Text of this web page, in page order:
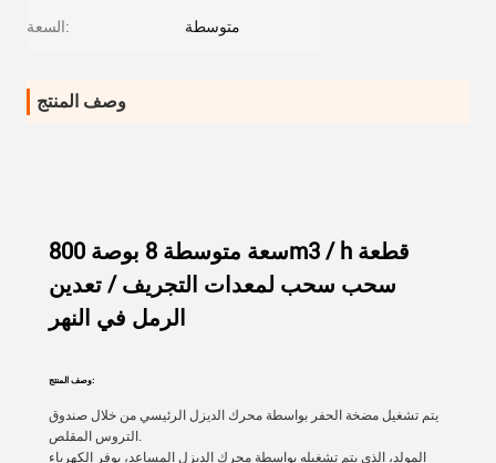
السعة: متوسطة
وصف المنتج
سعة متوسطة 8 بوصة 800m3 / h قطعة
سحب سحب لمعدات التجريف / تعدين
الرمل في النهر
وصف المنتج:
يتم تشغيل مضخة الحفر بواسطة محرك الديزل الرئيسي من خلال صندوق
التروس المقلص.
المولد، الذي يتم تشغيله بواسطة محرك الديزل المساعد، يوفر الكهرباء